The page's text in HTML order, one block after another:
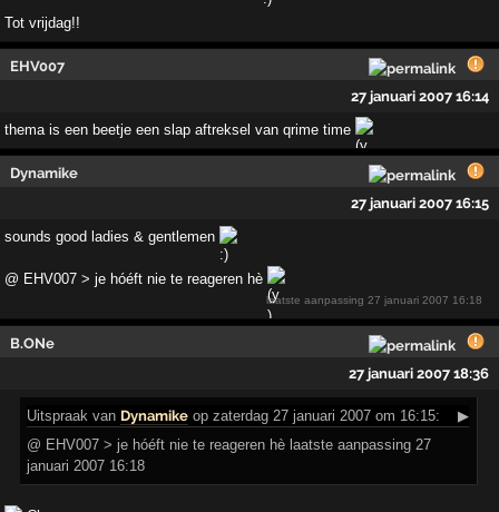
Tot vrijdag!!
EHV007
27 januari 2007 16:14
thema is een beetje een slap aftreksel van qrime time
Dynamike
27 januari 2007 16:15
sounds good ladies & gentlemen
@ EHV007 > je hóéft nie te reageren hè
laatste aanpassing27 januari 2007 16:18
B.ONe
27 januari 2007 18:36
Uitspraak van Dynamike op zaterdag 27 januari 2007 om 16:15:
▶
@ EHV007 > je hóéft nie te reageren hè laatste aanpassing 27
januari 2007 16:18